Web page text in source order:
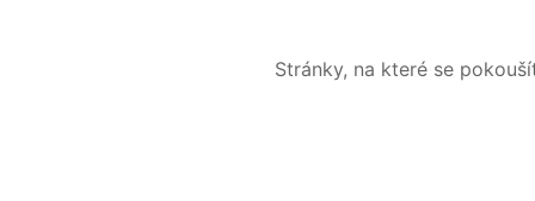
Stránky, na které se